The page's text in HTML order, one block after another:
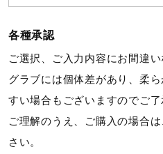
直営店一覧
取扱店一覧
各種承認
ご選択、ご入力内容にお間違
グラブには個体差があり、柔
すい場合もございますのでご了
ご理解のうえ、ご購入の場合
さい。